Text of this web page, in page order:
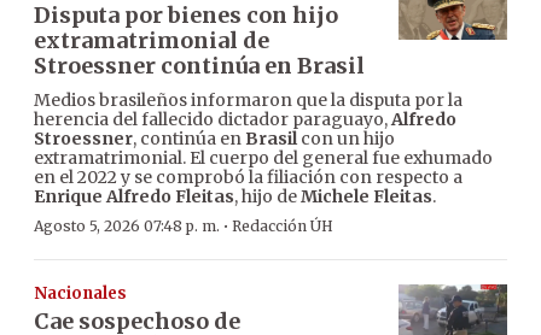
Disputa por bienes con hijo
extramatrimonial de
Stroessner continúa en Brasil
Medios brasileños informaron que la disputa por la
herencia del fallecido dictador paraguayo,Alfredo
Stroessner, continúa en Brasilcon un hijo
extramatrimonial. El cuerpo del general fue exhumado
en el 2022 y se comprobó la filiación con respecto a
Enrique Alfredo Fleitas, hijo deMichele Fleitas.
Agosto 5, 2026 07:48 p. m. · Redacción ÚH
Nacionales
Cae sospechoso de